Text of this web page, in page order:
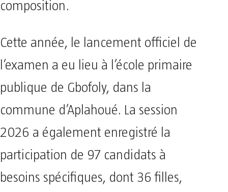
composition.
Cette année, le lancement officiel de
l’examen a eu lieu à l’école primaire
publique de Gbofoly, dans la
commune d’Aplahoué. La session
2026 a également enregistré la
participation de 97 candidats à
besoins spécifiques, dont 36 filles,